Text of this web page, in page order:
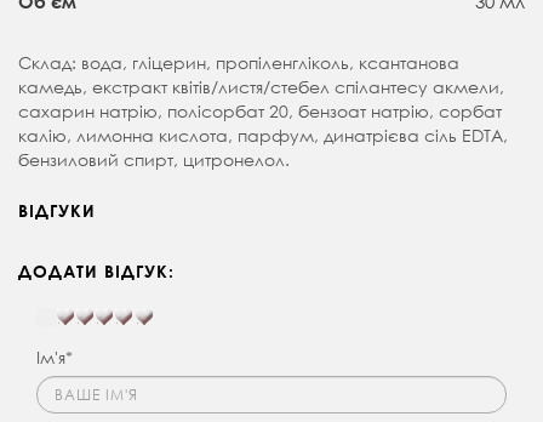
Склад: вода, гліцерин, пропіленгліколь, ксантанова
камедь, екстракт квітів/листя/стебел спілантесу акмели,
сахарин натрію, полісорбат 20, бензоат натрію, сорбат
калію, лимонна кислота, парфум, динатрієва сіль EDTA,
бензиловий спирт, цитронелол.
ВІДГУКИ
ДОДАТИ ВІДГУК:
Ім'я*